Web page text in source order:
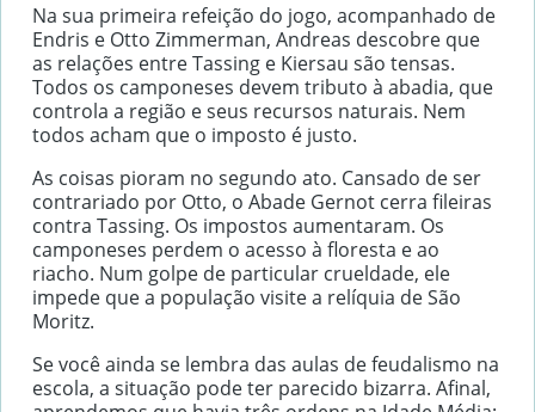
Na sua primeira refeição do jogo, acompanhado de
Endris e Otto Zimmerman, Andreas descobre que
as relações entre Tassing e Kiersau são tensas.
Todos os camponeses devem tributo à abadia, que
controla a região e seus recursos naturais. Nem
todos acham que o imposto é justo.
As coisas pioram no segundo ato. Cansado de ser
contrariado por Otto, o Abade Gernot cerra fileiras
contra Tassing. Os impostos aumentaram. Os
camponeses perdem o acesso à floresta e ao
riacho. Num golpe de particular crueldade, ele
impede que a população visite a relíquia de São
Moritz.
Se você ainda se lembra das aulas de feudalismo na
escola, a situação pode ter parecido bizarra. Afinal,